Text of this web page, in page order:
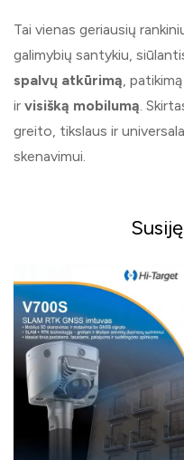
Tai vienas geriausių
galimybių santykiu,
spalvų atkūrimą,
ir visišką mobilumą.
greito, tikslaus ir
skenavimui.